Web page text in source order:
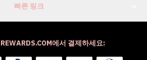
빠른 링크
에서 결제하세요: